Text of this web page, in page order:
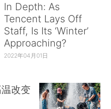
In Depth: As
Tencent Lays Off
Staff, Is Its ‘Winter’
Approaching?
2022年04月01日
改变